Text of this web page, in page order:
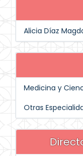
Alicia Díaz
Medicina y
Otras